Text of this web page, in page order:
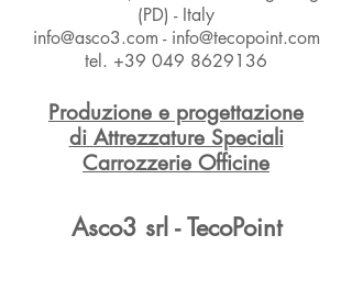
(PD) - Italy
info@asco3.com - info@tecopoint.com
tel. +39 049 8629136
Produzione e progettazione
di Attrezzature Speciali
Carrozzerie Officine
Asco3 srl - TecoPoint